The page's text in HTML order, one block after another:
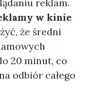
reklam.
w kinie
że średni
20 minut, co
odbiór całego